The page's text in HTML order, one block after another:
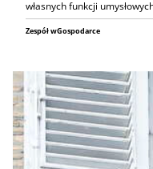
własnych funkcji
Zespół wGospodarce